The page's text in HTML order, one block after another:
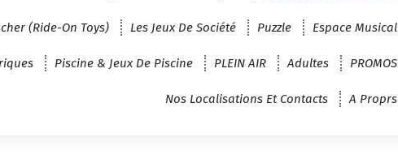
(Ride-On Toys) Les Jeux De Société Puzzle Espace Musical
Piscine & Jeux De Piscine PLEIN AIR Adultes PROMOS
Nos Localisations Et Contacts A Proprs